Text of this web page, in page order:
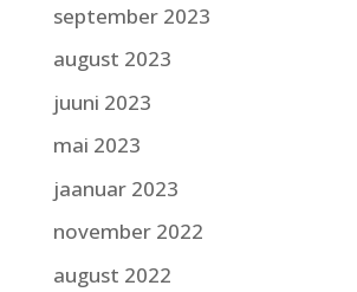
september 2023
august 2023
juuni 2023
mai 2023
jaanuar 2023
november 2022
august 2022